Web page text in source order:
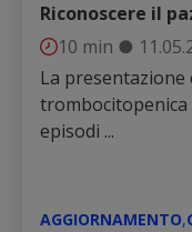
Riconoscere il
10 min ●
La
trombocitopenica
episodi ...
AGGIORNAMENTO,